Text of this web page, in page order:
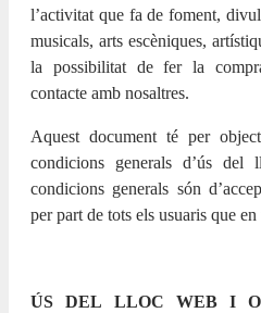
l’activitat que fa de foment,
musicals, arts escèniques,
la possibilitat de fer la
contacte amb nosaltres.
Aquest document té per
condicions generals d’ús
condicions generals són
per part de tots els usuaris que
ÚS DEL LLOC WEB I